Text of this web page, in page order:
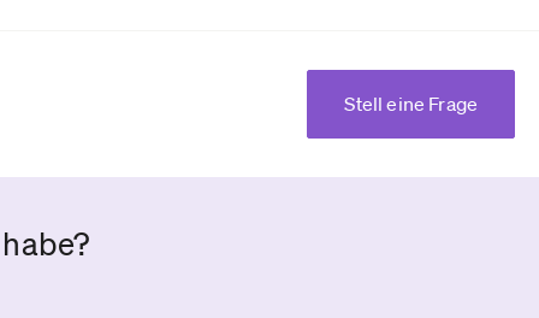
Stell eine Frage